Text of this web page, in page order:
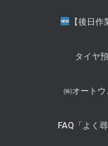
【後日
タイヤ
㈱オートウ
FAQ「よく